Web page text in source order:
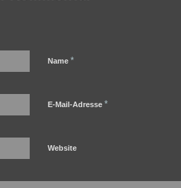
Name *
E-Mail-Adresse *
Website